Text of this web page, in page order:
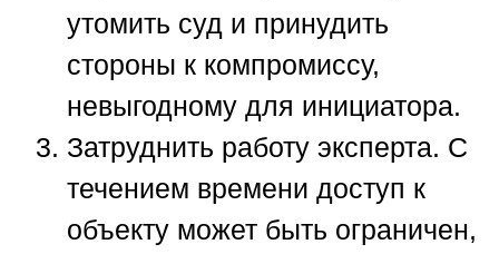
утомить суд и принудить
стороны к компромиссу,
невыгодному для инициатора.
Затруднить работу эксперта. С
течением времени доступ к
объекту может быть ограничен,